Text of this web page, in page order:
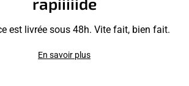
est livrée sous 48h. Vite fait, bien fait.
En savoir plus